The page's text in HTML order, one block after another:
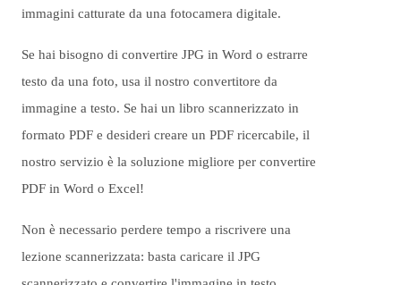
immagini catturate da una fotocamera digitale.
Se hai bisogno di convertire JPG in Word o estrarre
testo da una foto, usa il nostro convertitore da
immagine a testo. Se hai un libro scannerizzato in
formato PDF e desideri creare un PDF ricercabile, il
nostro servizio è la soluzione migliore per convertire
PDF in Word o Excel!
Non è necessario perdere tempo a riscrivere una
lezione scannerizzata: basta caricare il JPG